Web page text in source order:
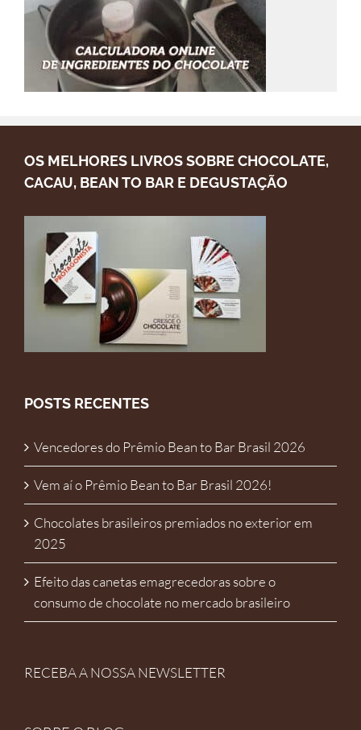
OS MELHORES LIVROS SOBRE CHOCOLATE,
CACAU, BEAN TO BAR E DEGUSTAÇÃO
POSTS RECENTES
Vencedores do Prêmio Bean to Bar Brasil 2026
Vem aí o Prêmio Bean to Bar Brasil 2026!
Chocolates brasileiros premiados no exterior em
2025
Efeito das canetas emagrecedoras sobre o
consumo de chocolate no mercado brasileiro
RECEBA A NOSSA NEWSLETTER